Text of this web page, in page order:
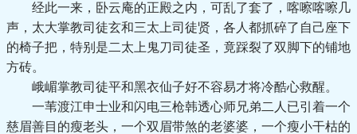
经此一来，卧云庵的正殿之内，可乱了套了，喀嚓喀嚓几
声，太大掌教司徒玄和三太上司徒贤，各人都抓碎了自己座下
的椅子把，特别是二太上鬼刀司徒圣，竟踩裂了双脚下的铺地
方砖。
峨嵋掌教司徒平和黑衣仙子好不容易才将冷酷心救醒。
一苇渡江申士业和闪电三枪韩透心师兄弟二人已引着一个
慈眉善目的瘦老头，一个双眉带煞的老婆婆，一个瘦小干枯的